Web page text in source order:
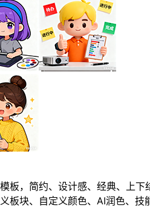
板，简约、设计感、经典、上下
板块、自定义颜色、AI润色、技